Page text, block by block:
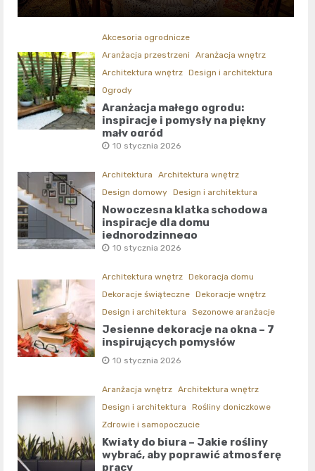
Akcesoria ogrodnicze
Aranżacja przestrzeni
Aranżacja wnętrz
Architektura wnętrz Design i architektura
Ogrody
Aranżacja małego ogrodu:
inspiracje i pomysły na piękny
mały ogród
10 stycznia 2026
Architektura
Architektura wnętrz
Design domowy Design i architektura
Nowoczesna klatka schodowa
inspiracje dla domu
jednorodzinnego
10 stycznia 2026
Architektura wnętrz Dekoracja domu
Dekoracje świąteczne Dekoracje wnętrz
Design i architektura
Sezonowe aranżacje
Jesienne dekoracje na okna – 7
inspirujących pomysłów
10 stycznia 2026
Aranżacja wnętrz Architektura wnętrz
Design i architektura
Rośliny doniczkowe
Zdrowie i samopoczucie
Kwiaty do biura – Jakie rośliny
wybrać, aby poprawić atmosferę
pracy